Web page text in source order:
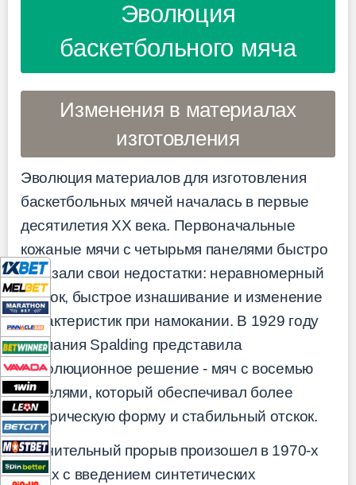
Эволюция
баскетбольного мяча
Изменения в материалах
изготовления
Эволюция материалов для изготовления
баскетбольных мячей началась в первые
десятилетия XX века. Первоначальные
кожаные мячи с четырьмя панелями быстро
показали свои недостатки: неравномерный
отскок, быстрое изнашивание и изменение
характеристик при намокании. В 1929 году
компания Spalding представила
революционное решение - мяч с восемью
панелями, который обеспечивал более
сферическую форму и стабильный отскок.
Значительный прорыв произошел в 1970-х
годах с введением синтетических